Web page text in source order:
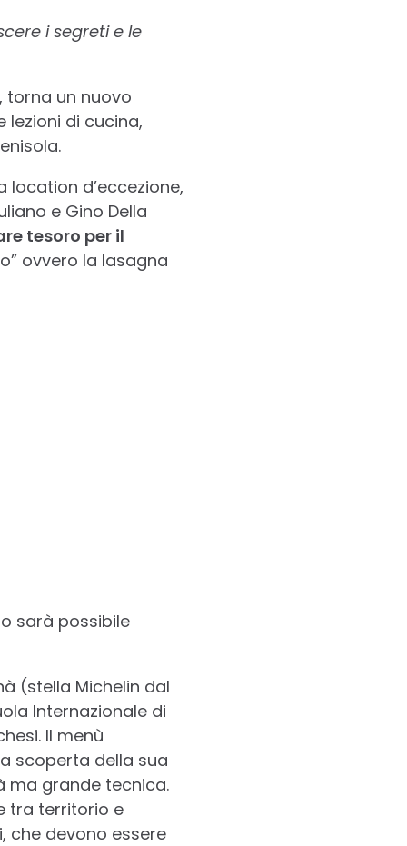
i segreti e le
torna un nuovo
lezioni di cucina,
location d’eccezione,
e Gino Della
tesoro per il
ovvero la lasagna
sarà possibile
(stella Michelin dal
Internazionale di
Il menù
scoperta della sua
ma grande tecnica.
tra territorio e
che devono essere